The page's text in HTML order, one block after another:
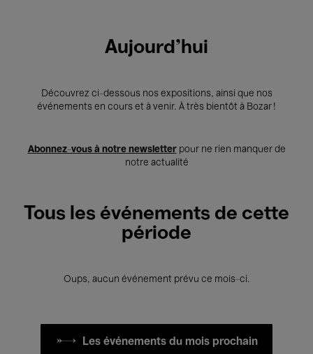
Aujourd'hui
Découvrez ci-dessous nos expositions, ainsi que nos
événements en cours et à venir. À très bientôt à Bozar !
Abonnez-vous à notre newsletterpour ne rien manquer de
notre actualité
Tous les événements de cette
période
Oups, aucun événement prévu ce mois-ci.
Les événements du mois prochain